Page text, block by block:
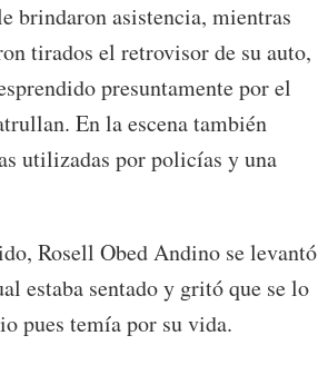
brindaron asistencia, mientras
tirados el retrovisor de su auto,
presuntamente por el
En la escena también
utilizadas por policías y una
Rosell Obed Andino se levantó
estaba sentado y gritó que se lo
pues temía por su vida.